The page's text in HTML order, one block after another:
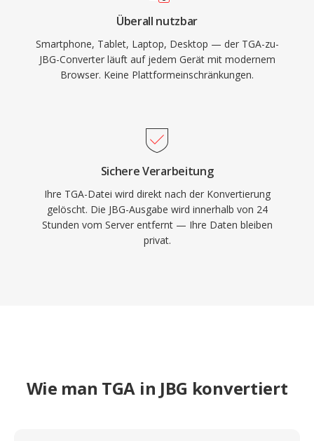
Überall nutzbar
Smartphone, Tablet, Laptop, Desktop — der TGA-zu-
JBG-Converter läuft auf jedem Gerät mit modernem
Browser. Keine Plattformeinschränkungen.
Sichere Verarbeitung
Ihre TGA-Datei wird direkt nach der Konvertierung
gelöscht. Die JBG-Ausgabe wird innerhalb von 24
Stunden vom Server entfernt — Ihre Daten bleiben
privat.
Wie man TGA in JBG konvertiert